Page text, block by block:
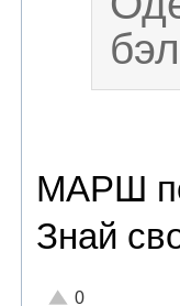
МАРШ
Знай
Отлично!
0